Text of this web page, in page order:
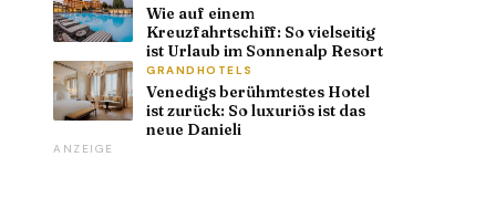
Wie auf einem
Kreuzfahrtschiff: So vielseitig
ist Urlaub im Sonnenalp Resort
GRANDHOTELS
Venedigs berühmtestes Hotel
ist zurück: So luxuriös ist das
neue Danieli
ANZEIGE